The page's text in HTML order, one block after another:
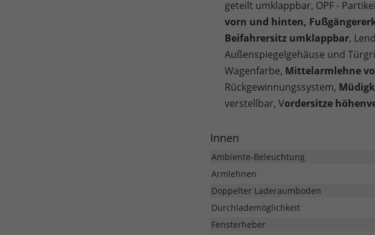
geteilt umklappbar, OPF -
vorn und hinten,
Beifahrersitz umklappbar,
Außenspiegelgehäuse und
Wagenfarbe, Mittelarmlehne
Rückgewinnungssystem,
verstellbar, Vordersitze
Innen
Ambiente-Beleuchtung
Armlehnen
Doppelter Laderaumboden
Durchlademöglichkeit
Fensterheber